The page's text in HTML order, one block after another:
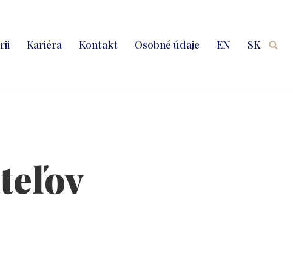
Kariéra Kontakt Osobné údaje EN SK